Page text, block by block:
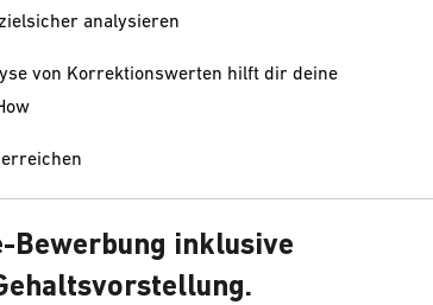
analysieren
von Korrektionswerten hilft dir deine
Bewerbung inklusive